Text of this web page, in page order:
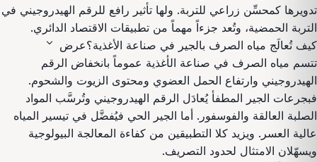
تدويرها كمحسِّن زراعي للتربة. ولها تأثير رافع للرقم الهيدروجيني في
التربة الحمضية، وتُعد جزءاً مهماً من تطبيقات الاقتصاد الدائري.
كيف تُعالَج مياه الصرف بالجير في صناعة الأغذية؟عرض expand_more
تتسم مياه الصرف في صناعة الأغذية عموماً بانخفاض الرقم
الهيدروجيني وارتفاع الحمل العضوي ومحتوى الزيوت والشحوم.
فبجرعات الجير المطفأ يُعادَل الرقم الهيدروجيني وتُرسَّب المواد
الصلبة العالقة والفوسفور. أما الجير الحي فيُفضَّل في تيسير المياه
عالية العسر. ويزيد كلا التطبيقين من كفاءة المعالجة البيولوجية
ويسهّلان الامتثال لحدود التصريف.